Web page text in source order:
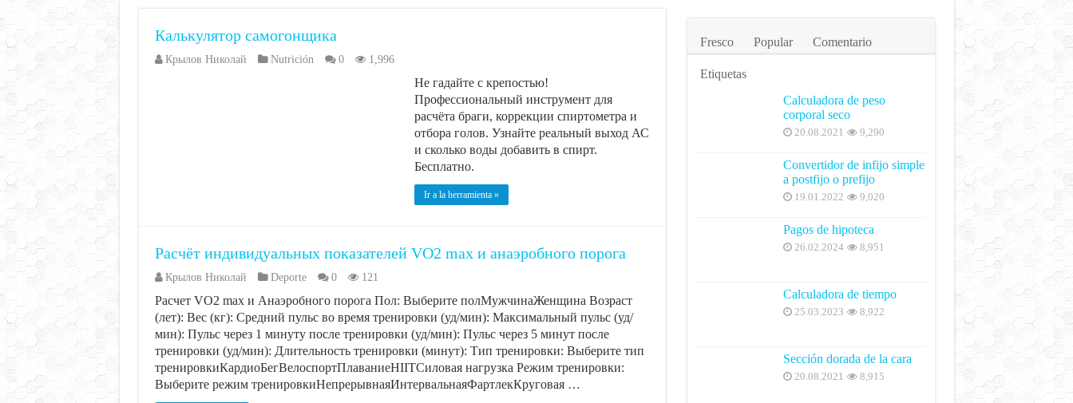
Калькулятор самогонщика
Крылов Николай Nutrición 0 1,996
Не гадайте с крепостью!
Профессиональный инструмент для
расчёта браги, коррекции спиртометра и
отбора голов. Узнайте реальный выход АС
и сколько воды добавить в спирт.
Бесплатно.
Ir a la herramienta »
Расчёт индивидуальных показателей VO2 max и анаэробного порога
Крылов Николай Deporte 0 121
Расчет VO2 max и Анаэробного порога Пол: Выберите полМужчинаЖенщина Возраст
(лет): Вес (кг): Средний пульс во время тренировки (уд/мин): Максимальный пульс (уд/
мин): Пульс через 1 минуту после тренировки (уд/мин): Пульс через 5 минут после
тренировки (уд/мин): Длительность тренировки (минут): Тип тренировки: Выберите тип
тренировкиКардиоБегВелоспортПлаваниеHIITСиловая нагрузка Режим тренировки:
Выберите режим тренировкиНепрерывнаяИнтервальнаяФартлекКруговая …
Fresco Popular Comentario
Etiquetas
Calculadora de peso
corporal seco
20.08.2021 9,290
Convertidor de infijo simple
a postfijo o prefijo
19.01.2022 9,020
Pagos de hipoteca
26.02.2024 8,951
Calculadora de tiempo
25.03.2023 8,922
Sección dorada de la cara
20.08.2021 8,915